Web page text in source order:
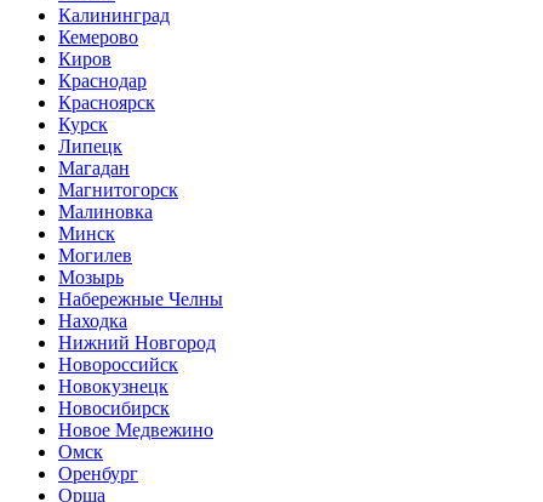
Калининград
Кемерово
Киров
Краснодар
Красноярск
Курск
Липецк
Магадан
Магнитогорск
Малиновка
Минск
Могилев
Мозырь
Набережные Челны
Находка
Нижний Новгород
Новороссийск
Новокузнецк
Новосибирск
Новое Медвежино
Омск
Оренбург
Орша